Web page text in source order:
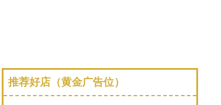
推荐好店（黄金广告位）